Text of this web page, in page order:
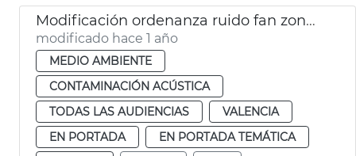
Modificación ordenanza ruido fan zone València
modificado hace 1 año
MEDIO AMBIENTE
CONTAMINACIÓN ACÚSTICA
TODAS LAS AUDIENCIAS
VALENCIA
EN PORTADA
EN PORTADA TEMÁTICA